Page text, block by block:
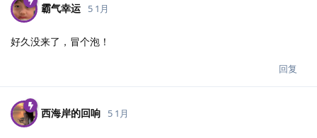
霸气幸运 5 1月
好久没来了，冒个泡！
回复
西海岸的回响 5 1月